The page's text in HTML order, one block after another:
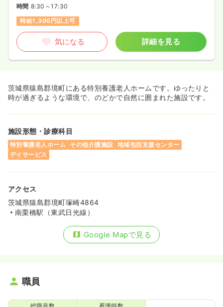
時間 8:30～17:30
時給1,300円以上可
気になる 詳細を見る
茨城県猿島郡境町にある特別養護老人ホームです。ゆったりと
時が過ぎるような環境で、のどかで自然に囲まれた施設です。
施設形態・診療科目
特別養護老人ホーム その他介護施設 地域包括支援センター
デイサービス
アクセス
茨城県猿島郡境町塚崎4864
南栗橋駅（東武日光線）
Google Mapで見る
職員
総職員数 看護師数